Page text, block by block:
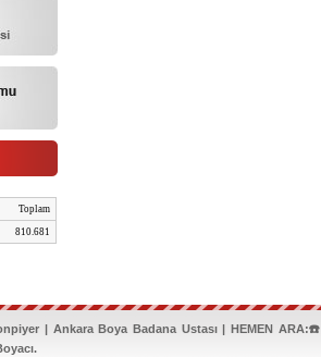
Toplam
810.681
| Ankara Boya Badana Ustası | HEMEN